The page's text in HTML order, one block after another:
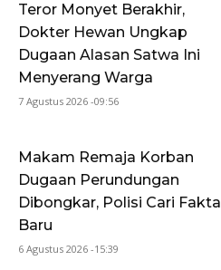
Teror Monyet Berakhir,
Dokter Hewan Ungkap
Dugaan Alasan Satwa Ini
Menyerang Warga
7 Agustus 2026 -09:56
Makam Remaja Korban
Dugaan Perundungan
Dibongkar, Polisi Cari Fakta
Baru
6 Agustus 2026 -15:39